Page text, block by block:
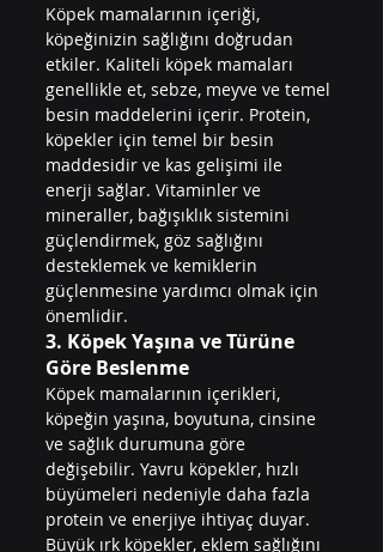
Köpek mamalarının içeriği,
köpeğinizin sağlığını doğrudan
etkiler. Kaliteli köpek mamaları
genellikle et, sebze, meyve ve temel
besin maddelerini içerir. Protein,
köpekler için temel bir besin
maddesidir ve kas gelişimi ile
enerji sağlar. Vitaminler ve
mineraller, bağışıklık sistemini
güçlendirmek, göz sağlığını
desteklemek ve kemiklerin
güçlenmesine yardımcı olmak için
önemlidir.
3. Köpek Yaşına ve Türüne
Göre Beslenme
Köpek mamalarının içerikleri,
köpeğin yaşına, boyutuna, cinsine
ve sağlık durumuna göre
değişebilir. Yavru köpekler, hızlı
büyümeleri nedeniyle daha fazla
protein ve enerjiye ihtiyaç duyar.
Büyük ırk köpekler, eklem sağlığını